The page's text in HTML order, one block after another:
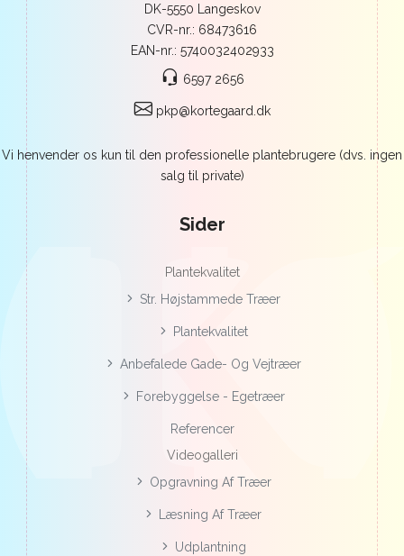
DK-5550 Langeskov
CVR-nr.: 68473616
EAN-nr.: 5740032402933
6597 2656
pkp@kortegaard.dk
Vi henvender os kun til den professionelle plantebrugere (dvs. ingen
salg til private)
Sider
Plantekvalitet
Str. Højstammede Træer
Plantekvalitet
Anbefalede Gade- Og Vejtræer
Forebyggelse - Egetræer
Referencer
Videogalleri
Opgravning Af Træer
Læsning Af Træer
Udplantning